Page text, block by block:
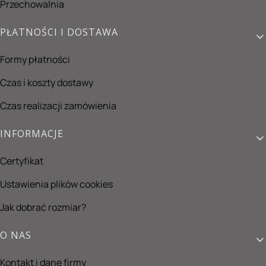
Przechowalnia
PŁATNOŚCI I DOSTAWA
Formy płatności
Czas i koszty dostawy
Czas realizacji zamówienia
INFORMACJE
Certyfikat
Ustawienia plików cookies
Jak dobrać rozmiar?
O NAS
Kontakt i dane firmy